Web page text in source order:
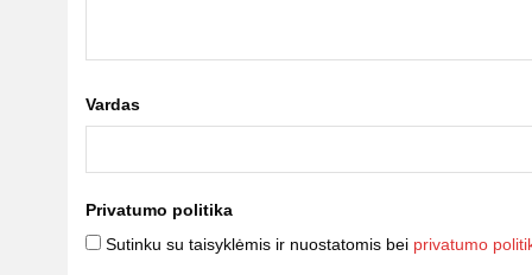
Vardas
Privatumo politika
Sutinku su taisyklėmis ir nuostatomis bei privatumo